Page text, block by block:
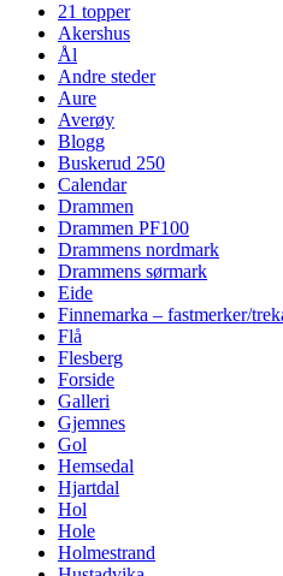
21 topper
Akershus
Ål
Andre steder
Aure
Averøy
Blogg
Buskerud 250
Calendar
Drammen
Drammen PF100
Drammens nordmark
Drammens sørmark
Eide
Finnemarka – fastmerker/
Flå
Flesberg
Forside
Galleri
Gjemnes
Gol
Hemsedal
Hjartdal
Hol
Hole
Holmestrand